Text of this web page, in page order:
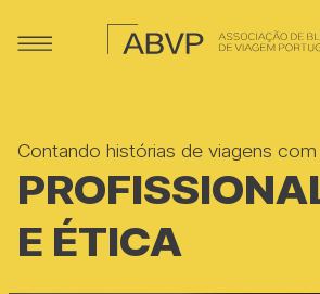
Contando histórias de viagens com
E ÉTICA